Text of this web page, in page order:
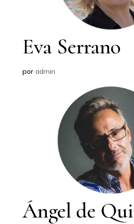
Eva Serrano
por admin
Ángel de